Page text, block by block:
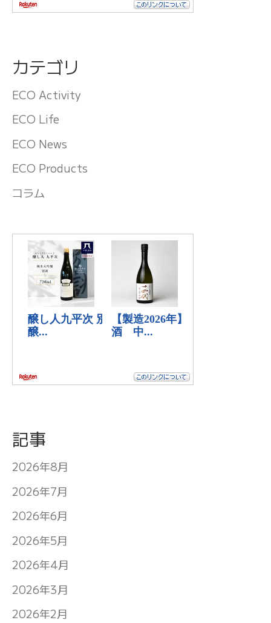
カテゴリ
ECO Activity
ECO Life
ECO News
ECO Products
コラム
記事
2026年8月
2026年7月
2026年6月
2026年5月
2026年4月
2026年3月
2026年2月